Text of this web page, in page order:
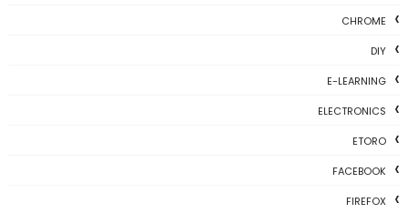
CHROME
DIY
E-LEARNING
ELECTRONICS
ETORO
FACEBOOK
FIREFOX